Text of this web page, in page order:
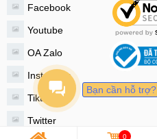
Facebook
Youtube
OA Zalo
Instagram
Tiktok
Twitter
0
Bạn cần hỗ trợ?